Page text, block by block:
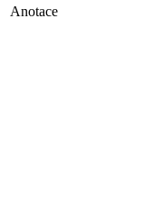
Anotace